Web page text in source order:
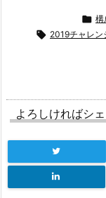
 構
 2019チャレン
よろしければシ